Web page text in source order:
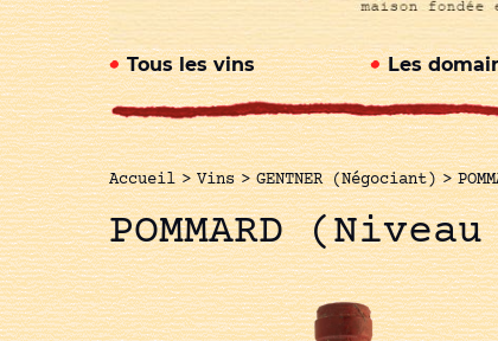
Tous les vins Les
Accueil > Vins > GENTNER (Négociant) >
POMMARD